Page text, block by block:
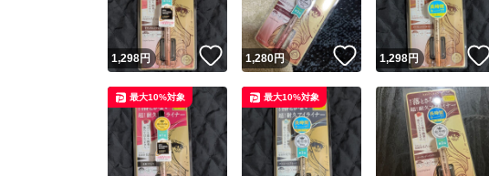
1,298円 いいね！
1,280円 いいね！
1,298円
最大10%対象 最大10%対象